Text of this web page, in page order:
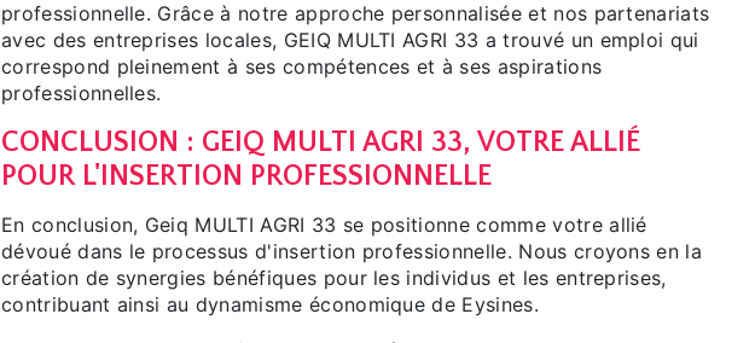
professionnelle. Grâce à notre approche personnalisée et nos partenariats
avec des entreprises locales, GEIQ MULTI AGRI 33 a trouvé un emploi qui
correspond pleinement à ses compétences et à ses aspirations
professionnelles.
CONCLUSION : GEIQ MULTI AGRI 33, VOTRE ALLIÉ
POUR L'INSERTION PROFESSIONNELLE
En conclusion, Geiq MULTI AGRI 33 se positionne comme votre allié
dévoué dans le processus d'insertion professionnelle. Nous croyons en la
création de synergies bénéfiques pour les individus et les entreprises,
contribuant ainsi au dynamisme économique de Eysines.